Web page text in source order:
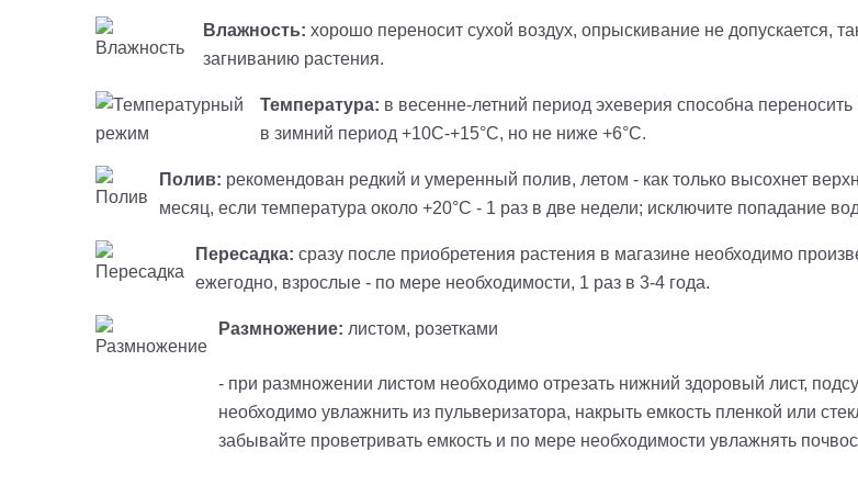
Влажность: хорошо переносит сухой воздух, опрыскивание не допускается,
загниванию растения.
Температура: в весенне-летний период эхеверия способна
в зимний период +10С-+15°С, но не ниже +6°С.
Полив: рекомендован редкий и умеренный полив, летом - как только высохнет
месяц, если температура около +20°C - 1 раз в две недели; исключите попадание
Пересадка: сразу после приобретения растения в магазине необходимо
ежегодно, взрослые - по мере необходимости, 1 раз в 3-4 года.
Размножение: листом, розетками
- при размножении листом необходимо отрезать нижний здоровый лист,
необходимо увлажнить из пульверизатора, накрыть емкость пленкой или
забывайте проветривать емкость и по мере необходимости увлажнять